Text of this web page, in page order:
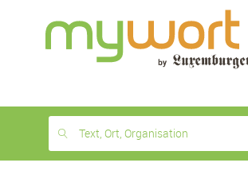
month
free
Text, Ort, Organisation